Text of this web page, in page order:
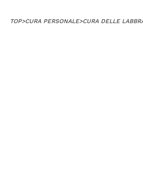
TOP>CURA PERSONALE>CURA DELLE